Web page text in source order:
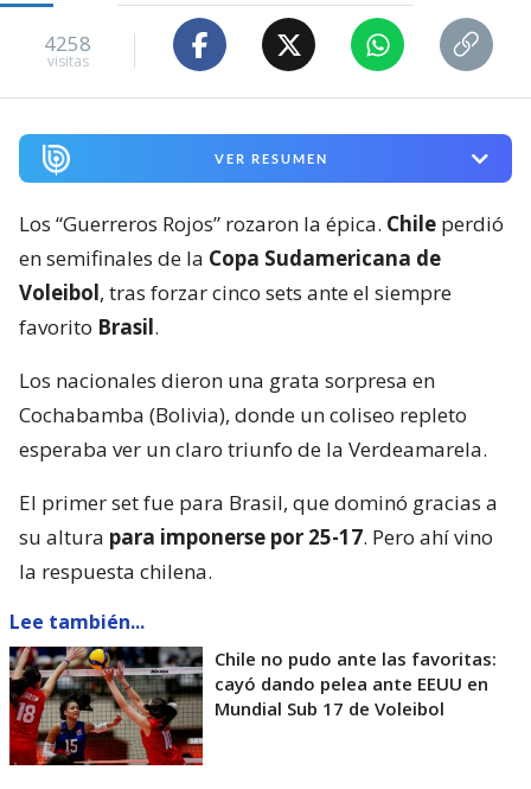
4258
visitas
VER RESUMEN
Los “Guerreros Rojos” rozaron la épica. Chile perdió
en semifinales de la Copa Sudamericana de
Voleibol, tras forzar cinco sets ante el siempre
favorito Brasil.
Los nacionales dieron una grata sorpresa en
Cochabamba (Bolivia), donde un coliseo repleto
esperaba ver un claro triunfo de la Verdeamarela.
El primer set fue para Brasil, que dominó gracias a
su altura para imponerse por 25-17. Pero ahí vino
la respuesta chilena.
Lee también...
Chile no pudo ante las favoritas:
cayó dando pelea ante EEUU en
Mundial Sub 17 de Voleibol